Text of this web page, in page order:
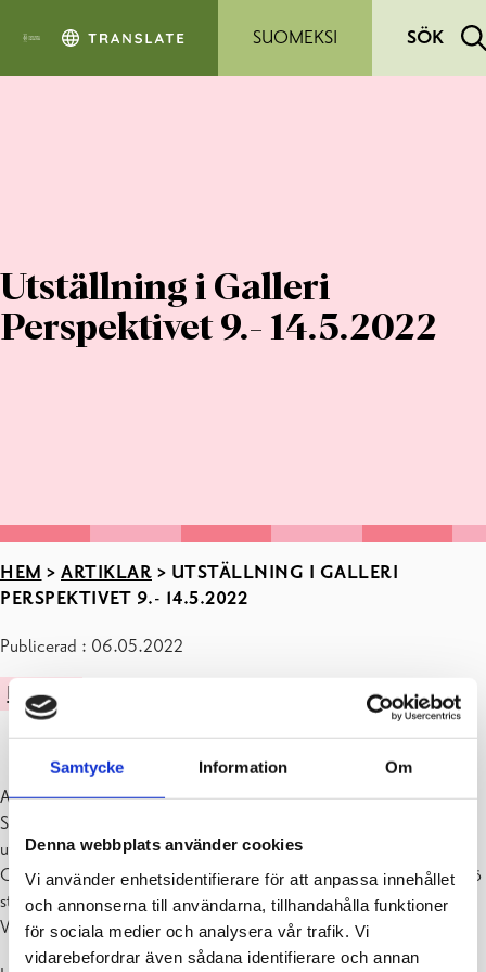
Samtycke Information Om
Denna webbplats använder cookies
Vi använder enhetsidentifierare för att anpassa innehållet
och annonserna till användarna, tillhandahålla funktioner
för sociala medier och analysera vår trafik. Vi
vidarebefordrar även sådana identifierare och annan
SUOMEKSI
SÖK
Utställning i Galleri
Perspektivet 9.- 14.5.2022
HEM > ARTIKLAR > UTSTÄLLNING I GALLERI
PERSPEKTIVET 9.- 14.5.2022
Publicerad : 06.05.2022
KULTUR
Anastasia Sviridenko, som är Pro Artibus residenskonstnär i
Snäcksund Torpet via Solidarity Residency programmet, håller en
utställning i Galleri Perspektivet i Ekenäs 9.5–14.5.2022
Galleri Perspektivet är öppet må-on 10-19, to-fre 10-17, lö 10-14, sö
stängt
Varmt välkomna!